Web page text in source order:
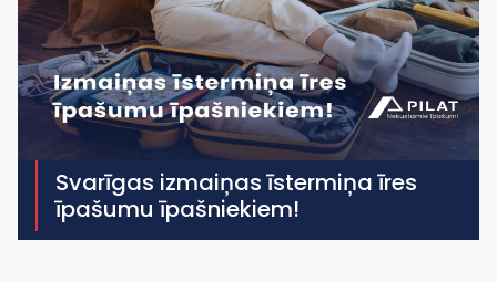
Svarīgas izmaiņas īstermiņa īres
īpašumu īpašniekiem!